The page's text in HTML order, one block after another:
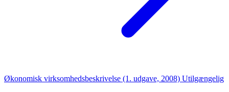
Økonomisk virksomhedsbeskrivelse (1. udgave, 2008) Utilgængelig